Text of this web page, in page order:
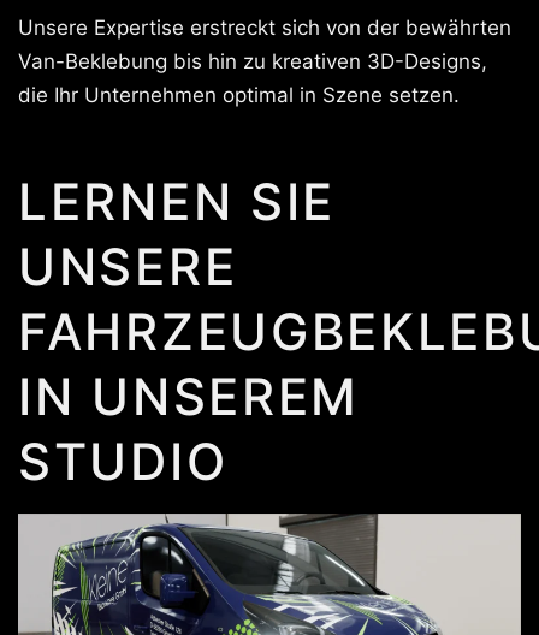
Unsere Expertise erstreckt sich von der bewährten
Van-Beklebung bis hin zu kreativen 3D-Designs,
die Ihr Unternehmen optimal in Szene setzen.
LERNEN SIE
UNSERE
IN UNSEREM
STUDIO